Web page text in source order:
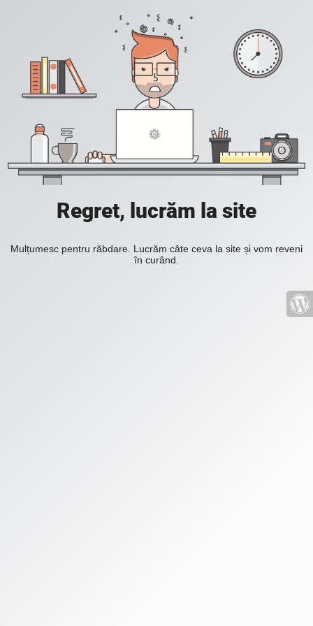
Regret, lucrăm la site
Mulțumesc pentru răbdare. Lucrăm câte ceva la site și vom reveni
în curând.